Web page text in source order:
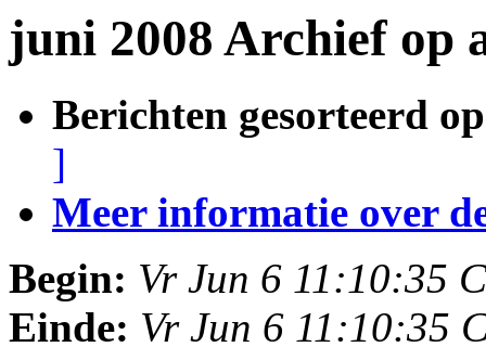
juni 2008 Archief op
Berichten gesorteerd
]
Meer informatie over
Begin: Vr Jun 6 11:10:35
Einde: Vr Jun 6 11:10:35